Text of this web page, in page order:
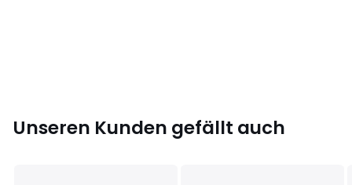
Größe 37, 40, 41
Unseren Kunden gefällt auch